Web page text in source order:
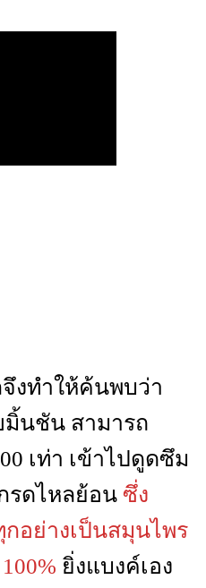
งทำให้ค้นพบว่า
นชัน สามารถ
เท่า เข้าไปดูดซึม
รดไหลย้อน ซึ่ง
อย่างเป็นสมุนไพร
ยิ่งแบงค์เอง